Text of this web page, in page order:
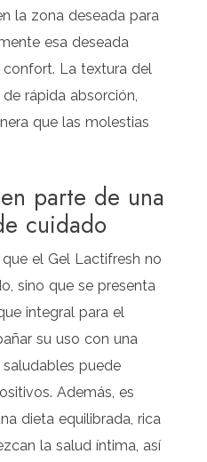
la zona deseada para
esa deseada
La textura del
rápida absorción,
que las molestias
parte de una
cuidado
el Gel Lactifresh no
sino que se presenta
integral para el
su uso con una
puede
Además, es
dieta equilibrada, rica
la salud íntima, así